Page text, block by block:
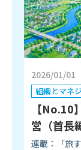
2026/01/01
組織とマネ
【No.10
営（首長
連載：「旅